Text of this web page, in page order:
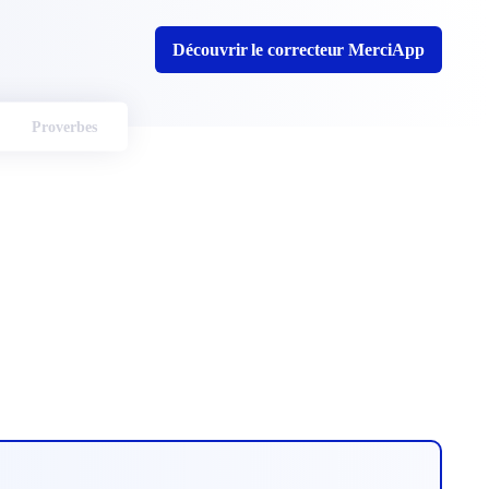
Découvrir le correcteur MerciApp
Proverbes